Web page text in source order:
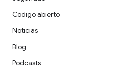
Código abierto
Noticias
Blog
Podcasts